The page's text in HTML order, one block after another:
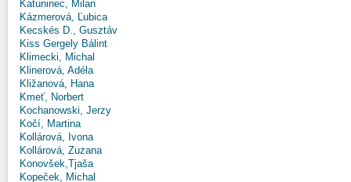
Katuninec, Milan
Kázmerová, Ľubica
Kecskés D., Gusztáv
Kiss Gergely Bálint
Klimecki, Michal
Klinerová, Adéla
Kližanová, Hana
Kmeť, Norbert
Kochanowski, Jerzy
Kočí, Martina
Kollárová, Ivona
Kollárová, Zuzana
Konovšek,Tjaša
Kopeček, Michal